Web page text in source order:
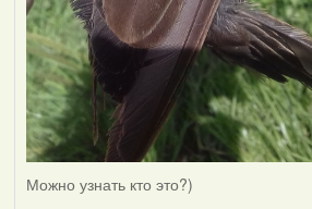
Можно узнать кто это?)